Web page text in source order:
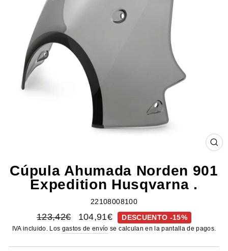
Cúpula Ahumada Norden 901
Expedition Husqvarna .
22108008100
Precio
habitual
123,42€
Precio
de
104,91€ DESCUENTO -15%
IVA incluido. Los gastos de envío se calculan en la pantalla de pagos.